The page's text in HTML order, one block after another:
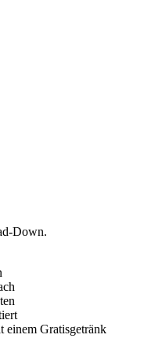
Down.
einem Gratisgetränk